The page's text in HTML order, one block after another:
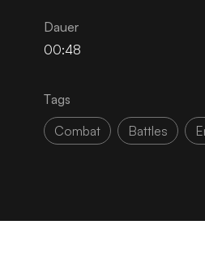
Dauer
00:48
Tags
Combat
Battles